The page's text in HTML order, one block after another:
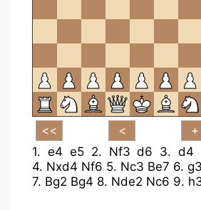
1. e4 e5 2. Nf3 d6 3.d4
4. Nxd4 Nf6 5. Nc3 Be7 6. g3
7. Bg2 Bg4 8. Nde2 Nc6 9.